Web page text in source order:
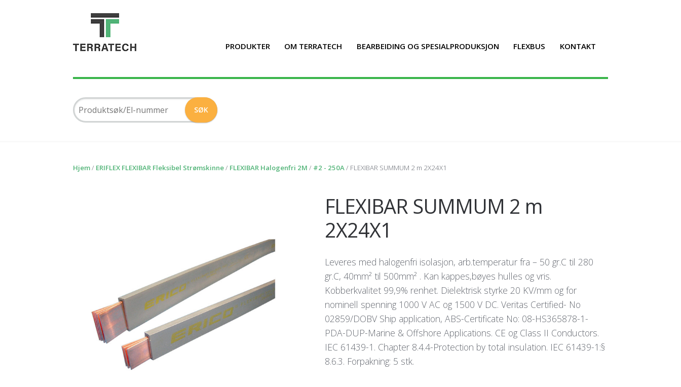
PRODUKTER OM TERRATECH BEARBEIDING OG SPESIALPRODUKSJON FLEXBUS KONTAKT
Hjem/ ERIFLEX FLEXIBAR Fleksibel Strømskinne/ FLEXIBAR Halogenfri 2M / #2 - 250A/ FLEXIBAR SUMMUM 2 m 2X24X1
FLEXIBAR SUMMUM 2 m
2X24X1
Leveres med halogenfri isolasjon, arb.temperatur fra – 50 gr.C til 280
gr.C, 40mm² til 500mm² . Kan kappes,bøyes hulles og vris.
Kobberkvalitet 99,9% renhet. Dielektrisk styrke 20 KV/mm og for
nominell spenning 1000 V AC og 1500 V DC. Veritas Certified- No
02859/DOBV Ship application, ABS-Certificate No: 08-HS365878-1-
PDA-DUP-Marine & Offshore Applications. CE og Class II Conductors.
IEC 61439-1. Chapter 8.4.4-Protection by total insulation. IEC 61439-1:§
8.6.3. Forpakning: 5 stk.